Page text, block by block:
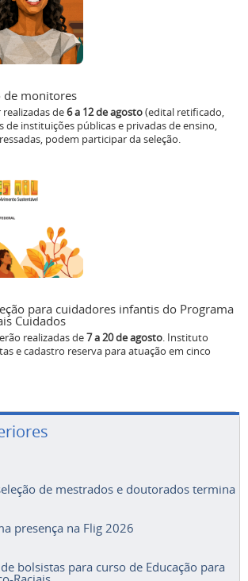
de monitores
de6 a 12 de agosto(edital retificado,
de instituições públicas e privadas de ensino,
podem participar da seleção.
para cuidadores infantis do Programa
Cuidados
realizadas de7 a 20 de agosto. Instituto
e cadastro reserva para atuação em cinco
de mestrados e doutorados termina
presença na Flig 2026
bolsistas para curso de Educação para